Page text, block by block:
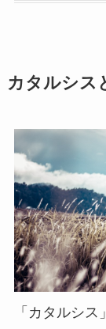
カタルシス
「カタルシ